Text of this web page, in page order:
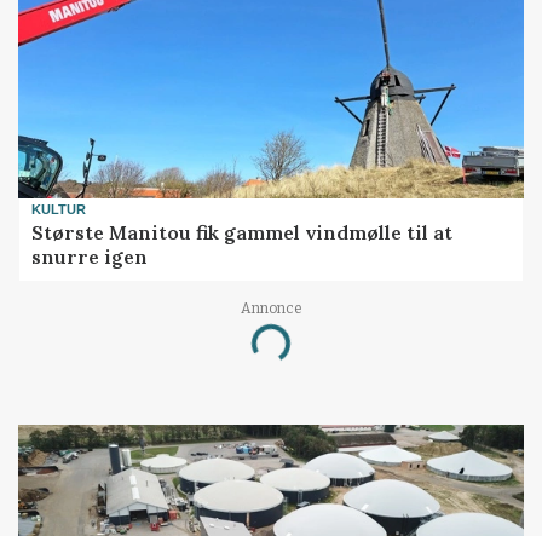
KULTUR
Største Manitou fik gammel vindmølle til at
snurre igen
Annonce
Loading...